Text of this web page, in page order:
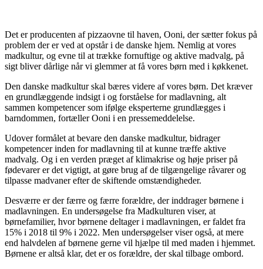
Det er producenten af pizzaovne til haven, Ooni, der sætter fokus på
problem der er ved at opstår i de danske hjem. Nemlig at vores
madkultur, og evne til at trække fornuftige og aktive madvalg, på
sigt bliver dårlige når vi glemmer at få vores børn med i køkkenet.
Den danske madkultur skal bæres videre af vores børn. Det kræver
en grundlæggende indsigt i og forståelse for madlavning, alt
sammen kompetencer som ifølge eksperterne grundlægges i
barndommen, fortæller Ooni i en pressemeddelelse.
Udover formålet at bevare den danske madkultur, bidrager
kompetencer inden for madlavning til at kunne træffe aktive
madvalg. Og i en verden præget af klimakrise og høje priser på
fødevarer er det vigtigt, at gøre brug af de tilgængelige råvarer og
tilpasse madvaner efter de skiftende omstændigheder.
Desværre er der færre og færre forældre, der inddrager børnene i
madlavningen. En undersøgelse fra Madkulturen viser, at
børnefamilier, hvor børnene deltager i madlavningen, er faldet fra
15% i 2018 til 9% i 2022. Men undersøgelser viser også, at mere
end halvdelen af børnene gerne vil hjælpe til med maden i hjemmet.
Børnene er altså klar, det er os forældre, der skal tilbage ombord.